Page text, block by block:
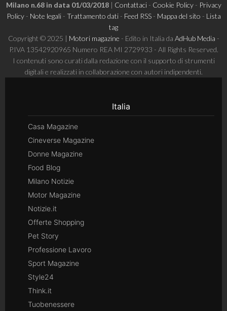
Milano n.68 in data 01/03/2018| Contattaci- Cookie Policy- Privacy
Policy- Note legali- Trattamento dati- Feed RSS- Mappa del sito - Lista
tag
Copyright © 2025 | Motori magazine - Edito in Italia da AdHub Media -
P.IVA 13542920965 Numero REA MI 2729933 - All Rights Reserved.
I contenuti sono curati dalla redazione con il supporto di strumenti
digitali e realizzati in collaborazione con autori indipendenti.
Italia
Casa Magazine
Cineverse Magazine
Donne Magazine
Food Blog
Milano Notizie
Motor Magazine
Notizie.it
Offerte Shopping
Pet Story
Professione Lavoro
Sport Magazine
Style24
Think.it
Tuobenessere